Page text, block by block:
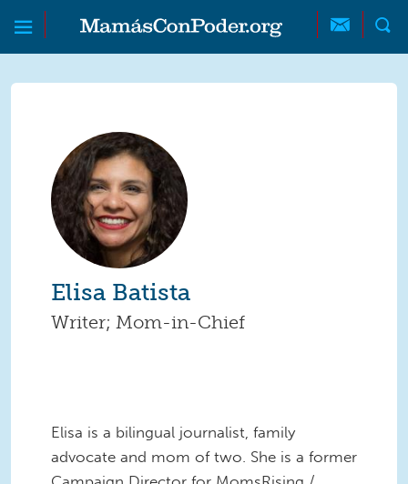
Skip to main content
Skip to main content
MamásConPoder
Elisa Batista
Writer; Mom-in-Chief
Elisa is a bilingual journalist, family
advocate and mom of two. She is a former